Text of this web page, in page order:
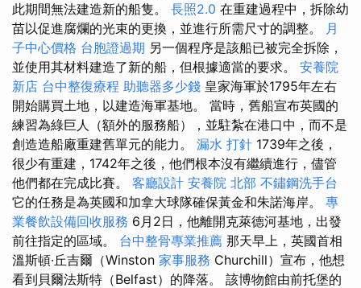
此期間無法建造新的船隻。 長照2.0 在重建過程中，拆除幼
苗以促進腐爛的光束的更換，並進行所需尺寸的調整。 月
子中心價格 台胞證過期 另一個程序是該船已被完全拆除，
並使用其材料建造了新的船，但根據適當的要求。 安養院
新店 台中整復療程 助聽器多少錢 皇家海軍於1795年左右
開始購買土地，以建造海軍基地。 當時，舊船宣布英國的
練習為綠巨人（額外的服務船），並駐紮在港口中，而不是
創造造船廠重建舊單元的能力。 漏水 打針 1739年之後，
很少有重建，1742年之後，他們根本沒有繼續進行，儘管
他們都在完成比賽。 客廳設計 安養院 北部 不鏽鋼洗手台
它的任務是為英國和加拿大球隊確保黃金和朱諾海岸。 專
業餐飲設備回收服務 6月2日，他離開克萊德河基地，出發
前往指定的區域。 台中整骨專業推薦 那天早上，英國首相
溫斯頓·丘吉爾（Winston 家事服務 Churchill）宣布，他想
看到貝爾法斯特（Belfast）的降落。 該博物館由前托堡的